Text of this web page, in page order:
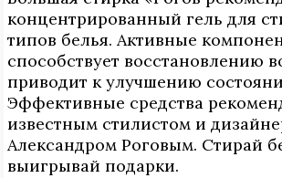
концентрированный гель для
типов белья. Активные
способствует восстановлению
приводит к улучшению
Эффективные средства
известным стилистом и
Александром Роговым. Стирай
выигрывай подарки.